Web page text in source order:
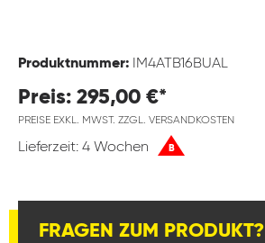
Produktnummer: IM4ATB16BUAL
Preis: 295,00 €*
PREISE EXKL. MWST. ZZGL. VERSANDKOSTEN
Lieferzeit: 4 Wochen B
FRAGEN ZUM PRODUKT?